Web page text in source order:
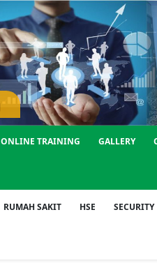
ONLINE TRAINING GALLERY
RUMAH SAKIT HSE SECURITY